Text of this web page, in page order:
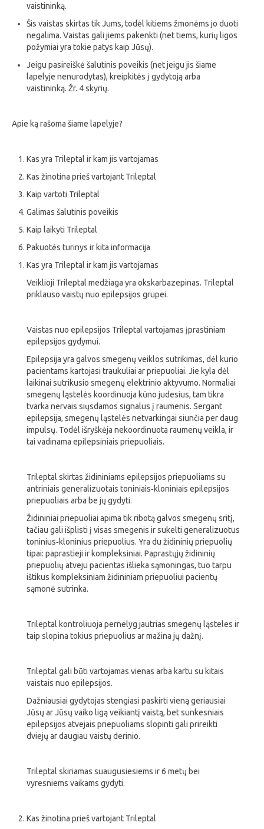
vaistininką.
Šis vaistas skirtas tik Jums, todėl kitiems žmonėms jo duoti
negalima. Vaistas gali jiems pakenkti (net tiems, kurių ligos
požymiai yra tokie patys kaip Jūsų).
Jeigu pasireiškė šalutinis poveikis (net jeigu jis šiame
lapelyje nenurodytas), kreipkitės į gydytoją arba
vaistininką. Žr. 4 skyrių.
Apie ką rašoma šiame lapelyje?
Kas yra Trileptal ir kam jis vartojamas
Kas žinotina prieš vartojant Trileptal
Kaip vartoti Trileptal
Galimas šalutinis poveikis
Kaip laikyti Trileptal
Pakuotės turinys ir kita informacija
Kas yra Trileptal ir kam jis vartojamas
Veiklioji Trileptal medžiaga yra okskarbazepinas. Trileptal
priklauso vaistų nuo epilepsijos grupei.
Vaistas nuo epilepsijos Trileptal vartojamas įprastiniam
epilepsijos gydymui.
Epilepsija yra galvos smegenų veiklos sutrikimas, dėl kurio
pacientams kartojasi traukuliai ar priepuoliai. Jie kyla dėl
laikinai sutrikusio smegenų elektrinio aktyvumo. Normaliai
smegenų ląstelės koordinuoja kūno judesius, tam tikra
tvarka nervais siųsdamos signalus į raumenis. Sergant
epilepsija, smegenų ląstelės netvarkingai siunčia per daug
impulsų. Todėl išryškėja nekoordinuota raumenų veikla, ir
tai vadinama epilepsiniais priepuoliais.
Trileptal skirtas židininiams epilepsijos priepuoliams su
antriniais generalizuotais toniniais‑kloniniais epilepsijos
priepuoliais arba be jų gydyti.
Židininiai priepuoliai apima tik ribotą galvos smegenų sritį,
tačiau gali išplisti į visas smegenis ir sukelti generalizuotus
toninius‑kloninius priepuolius. Yra du židininių priepuolių
tipai: paprastieji ir kompleksiniai. Paprastųjų židininių
priepuolių atveju pacientas išlieka sąmoningas, tuo tarpu
ištikus kompleksiniam židininiam priepuoliui pacientų
sąmonė sutrinka.
Trileptal kontroliuoja pernelyg jautrias smegenų ląsteles ir
taip slopina tokius priepuolius ar mažina jų dažnį.
Trileptal gali būti vartojamas vienas arba kartu su kitais
vaistais nuo epilepsijos.
Dažniausiai gydytojas stengiasi paskirti vieną geriausiai
Jūsų ar Jūsų vaiko ligą veikiantį vaistą, bet sunkesniais
epilepsijos atvejais priepuoliams slopinti gali prireikti
dviejų ar daugiau vaistų derinio.
Trileptal skiriamas suaugusiesiems ir 6 metų bei
vyresniems vaikams gydyti.
Kas žinotina prieš vartojant Trileptal